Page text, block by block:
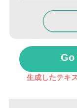
Go
生成したテキ